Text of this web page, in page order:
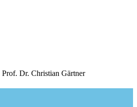
Prof. Dr. Christian Gärtner